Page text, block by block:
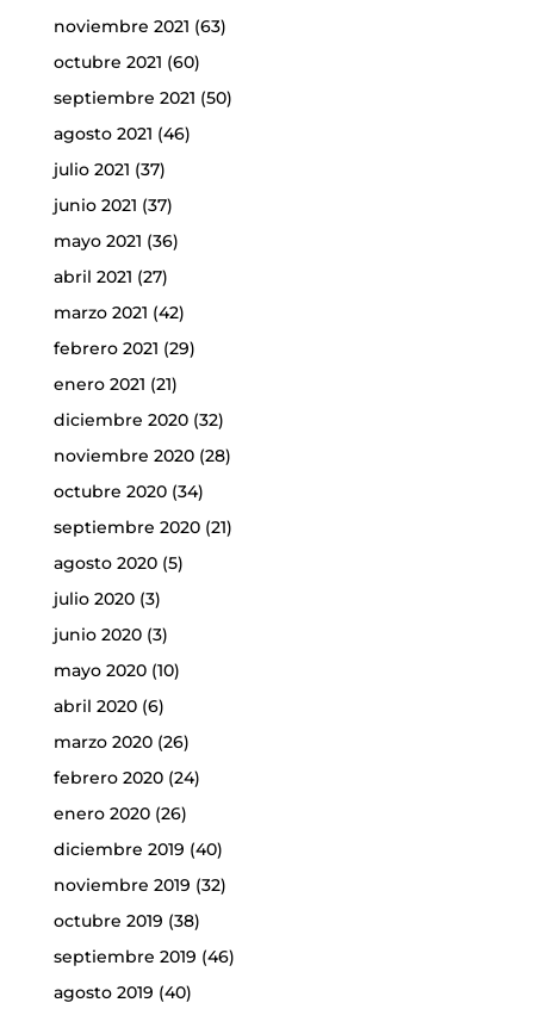
noviembre 2021 (63)
octubre 2021 (60)
septiembre 2021 (50)
agosto 2021 (46)
julio 2021 (37)
junio 2021 (37)
mayo 2021 (36)
abril 2021 (27)
marzo 2021 (42)
febrero 2021 (29)
enero 2021 (21)
diciembre 2020(32)
noviembre 2020(28)
octubre 2020(34)
septiembre 2020(21)
agosto 2020(5)
julio 2020(3)
junio 2020(3)
mayo 2020(10)
abril 2020(6)
marzo 2020(26)
febrero 2020(24)
enero 2020(26)
diciembre 2019 (40)
noviembre 2019 (32)
octubre 2019 (38)
septiembre 2019 (46)
agosto 2019 (40)